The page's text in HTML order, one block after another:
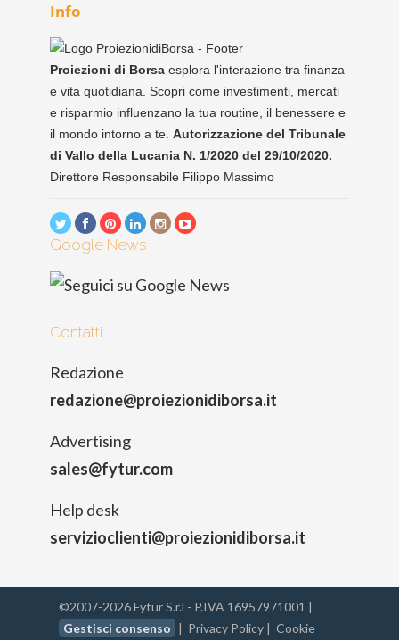
Info
Proiezioni di Borsa esplora l'interazione tra finanza
e vita quotidiana. Scopri come investimenti, mercati
e risparmio influenzano la tua routine, il benessere e
il mondo intorno a te. Autorizzazione del Tribunale
di Vallo della Lucania N. 1/2020 del 29/10/2020.
Direttore Responsabile Filippo Massimo
Google News
Contatti
Redazione
redazione@proiezionidiborsa.it
Advertising
sales@fytur.com
Help desk
servizioclienti@proiezionidiborsa.it
©2007-2026 Fytur S.r.l - P.IVA 16957971001 |
Gestisci consenso | Privacy Policy | Cookie